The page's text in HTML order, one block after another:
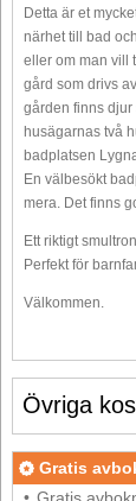
Detta är et
närhet till bad
eller om man vill
gård som drivs
gården finns djur
husägarnas två
badplatsen
En välbesökt
mera. Det finns
Ett riktigt
Perfekt för
Välkommen.
Övriga
Gratis